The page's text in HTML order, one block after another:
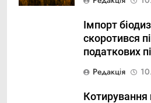
Імпорт
скоротився
податкових
Редакція
Котирування